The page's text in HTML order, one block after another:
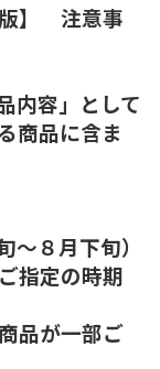
版】 注意事
内容」として
商品に含ま
８月下旬）
指定の時期
品が一部ご